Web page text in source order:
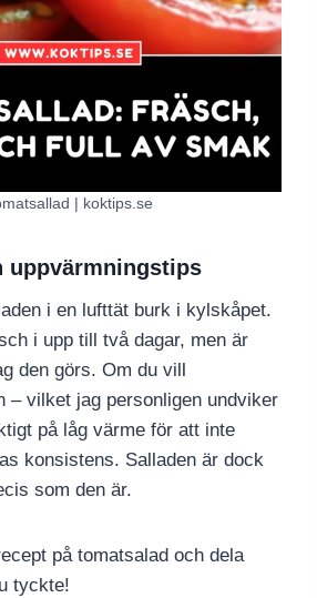
| koktips.se
uppvärmningstips
i en lufttät burk i kylskåpet.
i upp till två dagar, men är
den görs. Om du vill
– vilket jag personligen undviker
på låg värme för att inte
konsistens. Salladen är dock
som den är.
på tomatsalad och dela
tyckte!